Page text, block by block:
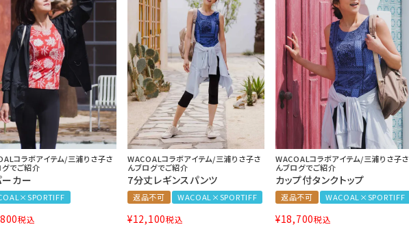
コラボアイテム/三浦りさ子さ
グでご紹介
カー
税込
WACOALコラボアイテム/三浦りさ子さ
んブログでご紹介
7分丈レギンスパンツ
返品不可 WACOAL×SPORTIFF
¥12,100税込
WACOALコラボアイテム/三浦りさ子さ
んブログでご紹介
カップ付タンクトップ
返品不可 WACOAL×SPORTIFF
¥18,700税込